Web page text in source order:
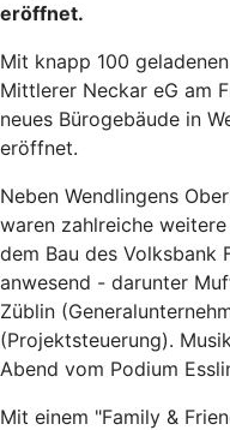
eröffnet.
Mit knapp 100
Mittlerer Neckar eG am
neues Bürogebäude in
eröffnet.
Neben Wendlingens
waren zahlreiche
dem Bau des Volksbank
anwesend - darunter
Züblin
(Projektsteuerung).
Abend vom Podium
Mit einem "Family &